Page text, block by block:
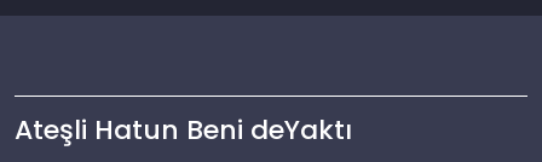
Ateşli Hatun Beni deYaktı